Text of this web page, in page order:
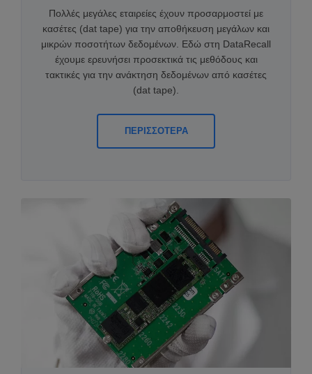
Πολλές μεγάλες εταιρείες έχουν προσαρμοστεί με
κασέτες (dat tape) για την αποθήκευση μεγάλων και
μικρών ποσοτήτων δεδομένων. Εδώ στη DataRecall
έχουμε ερευνήσει προσεκτικά τις μεθόδους και
τακτικές για την ανάκτηση δεδομένων από κασέτες
(dat tape).
ΠΕΡΙΣΣΟΤΕΡΑ